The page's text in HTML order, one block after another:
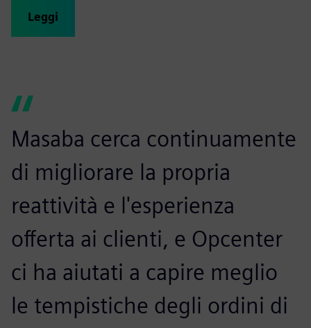
Leggi
Masaba cerca continuamente
di migliorare la propria
reattività e l'esperienza
offerta ai clienti, e Opcenter
ci ha aiutati a capire meglio
le tempistiche degli ordini di